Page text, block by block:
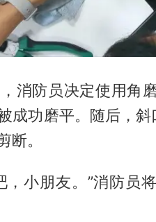
消防员决定使用角
成功磨平。随后，斜
断。
，小朋友。”消防员